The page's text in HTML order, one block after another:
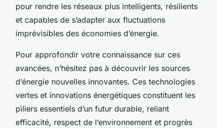
pour rendre les réseaux plus intelligents, résilients
et capables de s’adapter aux fluctuations
imprévisibles des économies d’énergie.
Pour approfondir votre connaissance sur ces
avancées, n’hésitez pas à découvrir les sources
d’énergie nouvelles innovantes. Ces technologies
vertes et innovations énergétiques constituent les
piliers essentiels d’un futur durable, reliant
efficacité, respect de l’environnement et progrès